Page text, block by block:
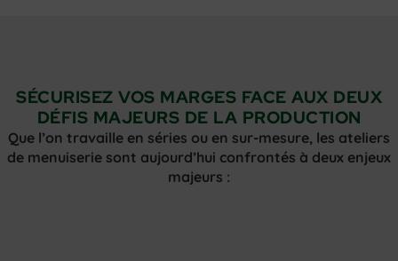
SÉCURISEZ VOS MARGES FACE AUX DEUX
DÉFIS MAJEURS DE LA PRODUCTION
Que l’on travaille en séries ou en sur-mesure, les ateliers
de menuiserie sont aujourd’hui confrontés à deux enjeux
majeurs :